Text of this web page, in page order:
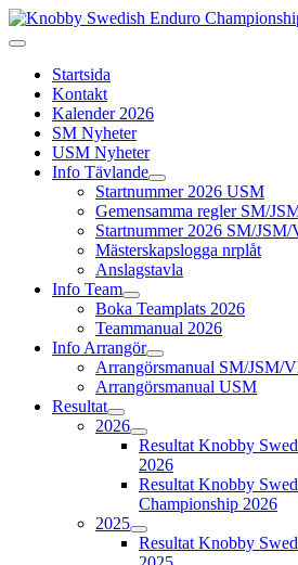
Startsida
Kontakt
Kalender 2026
SM Nyheter
USM Nyheter
Info Tävlande
Startnummer 2026 USM
Gemensamma regler SM/
Startnummer 2026 SM/
Mästerskapslogga nrplåt
Anslagstavla
Info Team
Boka Teamplats 2026
Teammanual 2026
Info Arrangör
Arrangörsmanual SM/JSM/
Arrangörsmanual USM
Resultat
2026
Resultat Knobby
2026
Resultat Knobby
Championship 2026
2025
Resultat Knobby